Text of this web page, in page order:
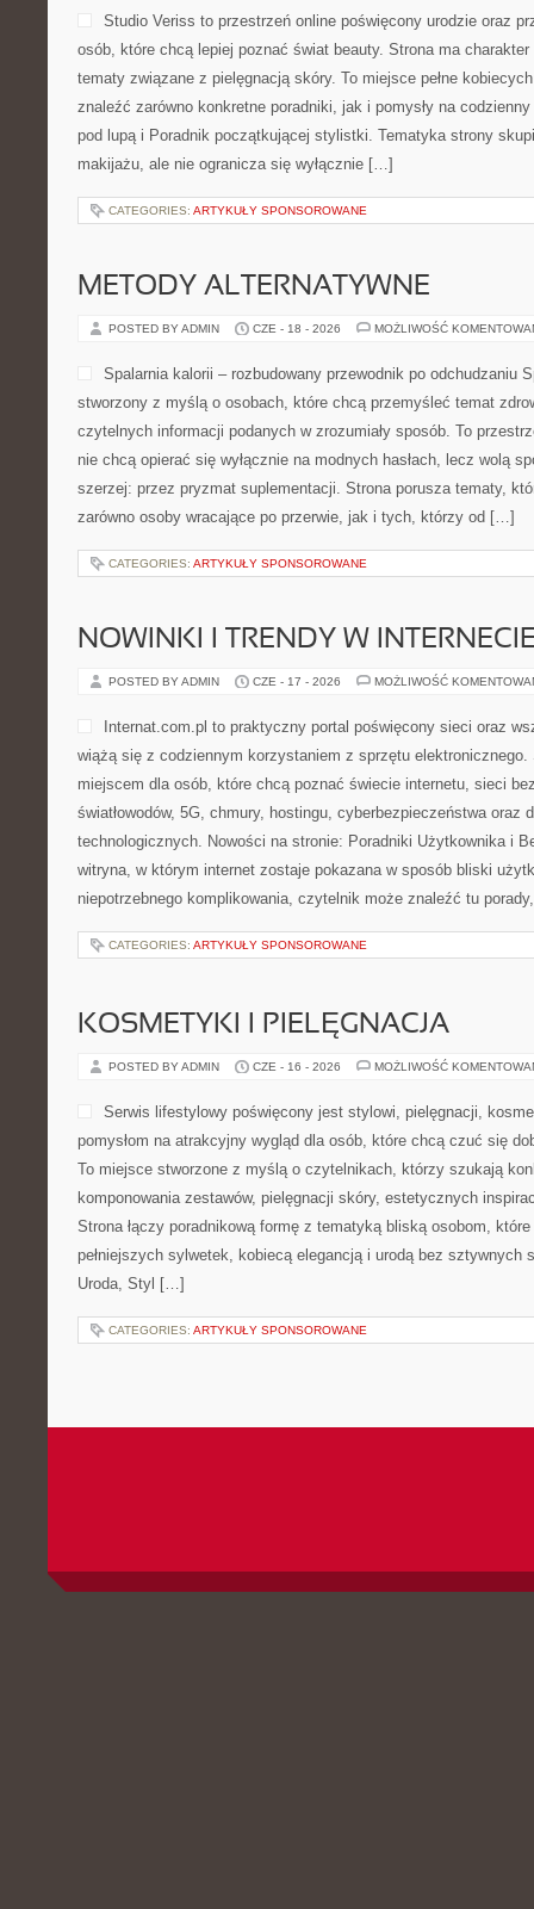
Studio Veriss to przestrzeń online poświęcony urodzie oraz
osób, które chcą lepiej poznać świat beauty. Strona ma
tematy związane z pielęgnacją skóry. To miejsce pełne
znaleźć zarówno konkretne poradniki, jak i pomysły na
pod lupą i Poradnik początkującej stylistki. Tematyka strony
makijażu, ale nie ogranicza się wyłącznie […]
CATEGORIES: ARTYKUŁY SPONSOROWANE
METODY ALTERNATYWNE
POSTED BY ADMIN CZE - 18 - 2026 MOŻLIWOŚĆ
Spalarnia kalorii – rozbudowany przewodnik po odchudzaniu
stworzony z myślą o osobach, które chcą przemyśleć temat
czytelnych informacji podanych w zrozumiały sposób. To
nie chcą opierać się wyłącznie na modnych hasłach, lecz wolą
szerzej: przez pryzmat suplementacji. Strona porusza tematy,
zarówno osoby wracające po przerwie, jak i tych, którzy od […]
CATEGORIES: ARTYKUŁY SPONSOROWANE
NOWINKI I TRENDY W
POSTED BY ADMIN CZE - 17 - 2026 MOŻLIWOŚĆ
Internat.com.pl to praktyczny portal poświęcony sieci oraz
wiążą się z codziennym korzystaniem z sprzętu
miejscem dla osób, które chcą poznać świecie internetu, sieci
światłowodów, 5G, chmury, hostingu, cyberbezpieczeństwa oraz
technologicznych. Nowości na stronie: Poradniki Użytkownika i
witryna, w którym internet zostaje pokazana w sposób bliski
niepotrzebnego komplikowania, czytelnik może znaleźć tu
CATEGORIES: ARTYKUŁY SPONSOROWANE
KOSMETYKI I PIELĘGNACJA
POSTED BY ADMIN CZE - 16 - 2026 MOŻLIWOŚĆ
Serwis lifestylowy poświęcony jest stylowi, pielęgnacji,
pomysłom na atrakcyjny wygląd dla osób, które chcą czuć się
To miejsce stworzone z myślą o czytelnikach, którzy szukają
komponowania zestawów, pielęgnacji skóry, estetycznych
Strona łączy poradnikową formę z tematyką bliską osobom,
pełniejszych sylwetek, kobiecą elegancją i urodą bez sztywnych
Uroda, Styl […]
CATEGORIES: ARTYKUŁY SPONSOROWANE